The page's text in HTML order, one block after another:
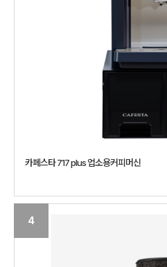
카페스타 717 plus 업소용커피머신
4